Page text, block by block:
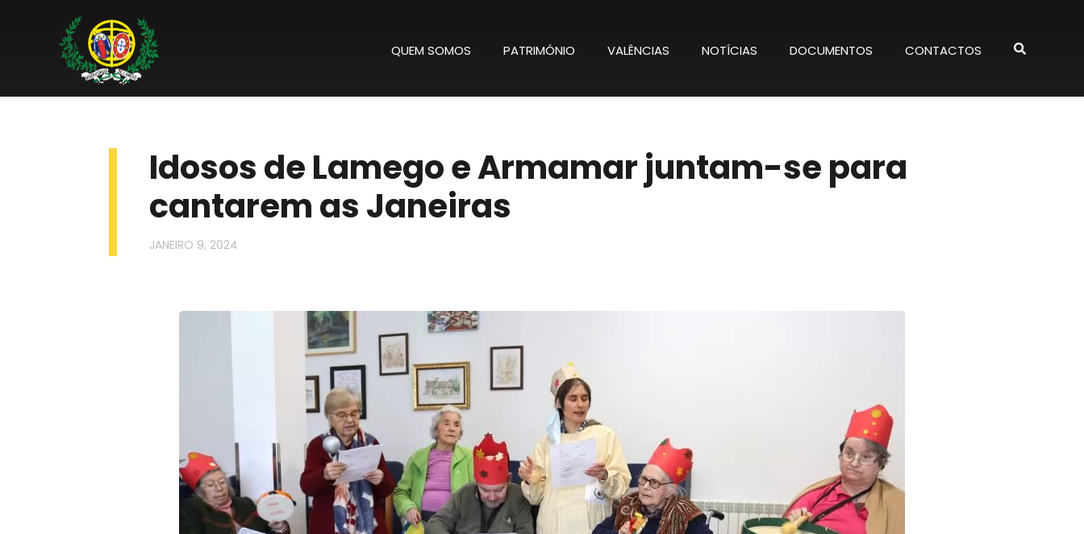
QUEM SOMOS PATRIMÓNIO VALÊNCIAS NOTÍCIAS DOCUMENTOS CONTACTOS
Idosos de Lamego e Armamar juntam-se para
cantarem as Janeiras
JANEIRO 9, 2024